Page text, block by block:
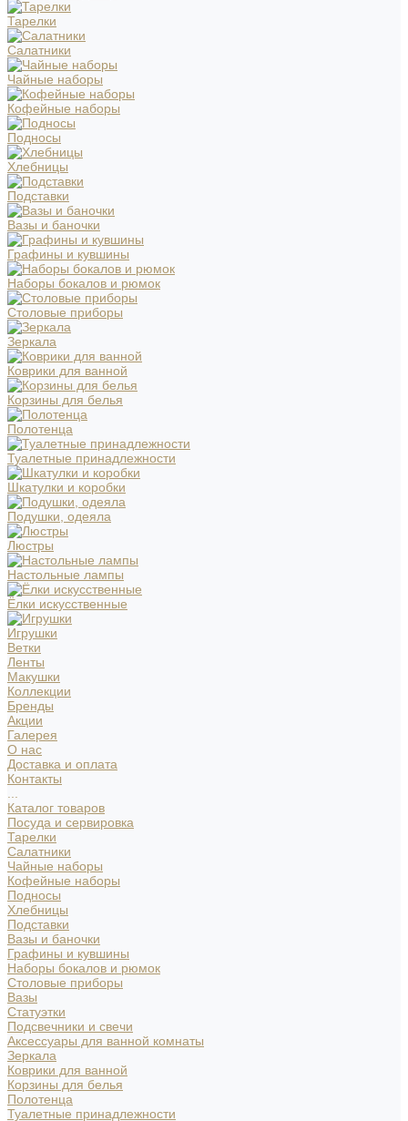
Тарелки
Салатники
Чайные наборы
Кофейные наборы
Подносы
Хлебницы
Подставки
Вазы и баночки
Графины и кувшины
Наборы бокалов и рюмок
Столовые приборы
Зеркала
Коврики для ванной
Корзины для белья
Полотенца
Туалетные принадлежности
Шкатулки и коробки
Подушки, одеяла
Люстры
Настольные лампы
Ёлки искусственные
Игрушки
Ветки
Ленты
Макушки
Коллекции
Бренды
Акции
Галерея
О нас
Доставка и оплата
Контакты
Каталог товаров
Посуда и сервировка
Тарелки
Салатники
Чайные наборы
Кофейные наборы
Подносы
Хлебницы
Подставки
Вазы и баночки
Графины и кувшины
Наборы бокалов и рюмок
Столовые приборы
Вазы
Статуэтки
Подсвечники и свечи
Аксессуары для ванной комнаты
Зеркала
Коврики для ванной
Корзины для белья
Полотенца
Туалетные принадлежности